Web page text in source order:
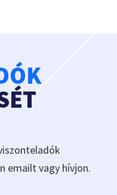
emailt vagy hívjon.